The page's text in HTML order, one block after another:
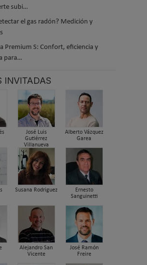
subi…
el gas radón? Medición y
Premium S: Confort, eficiencia y
para…
INVITADAS
José Luis
Gutiérrez
Villanueva
Alberto Vázquez
Garea
Susana Rodriguez
Ernesto
Sanguinetti
Alejandro San
Vicente
José Ramón
Freire